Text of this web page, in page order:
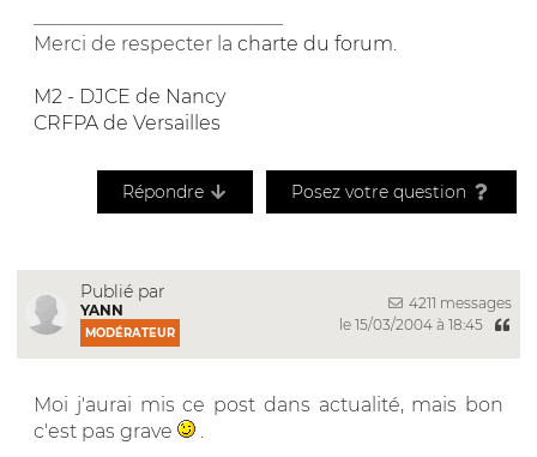
Merci de respecter la charte du forum
M2 - DJCE de Nancy
CRFPA de Versailles
Répondre Posez votre question
Publié par
YANN
MODÉRATEUR
4211 messages
le 15/03/2004 à 18:45
Moi j'aurai mis ce post dans actualité, mais bon
c'est pas grave